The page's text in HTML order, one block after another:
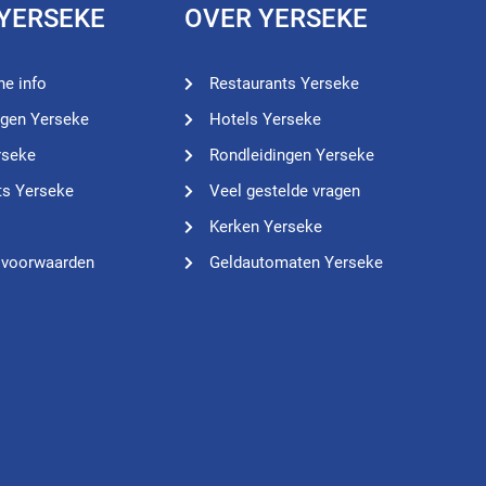
info
Yerseke
Yerseke
OVER YERSEKE
Restaurants Yerseke
Hotels Yerseke
Rondleidingen Yerseke
Veel gestelde vragen
Kerken Yerseke
Geldautomaten Yerseke